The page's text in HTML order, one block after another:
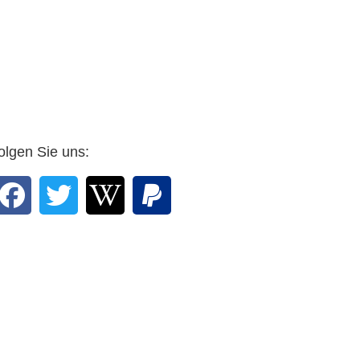
Sie uns: